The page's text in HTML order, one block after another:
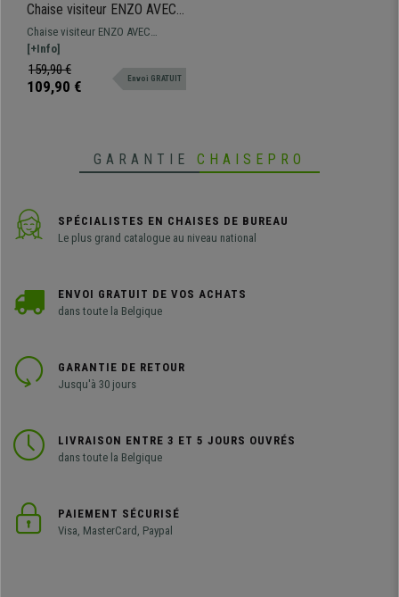
Chaise visiteur ENZO AVEC
ACCOUDOIRS, Commode et
Pratique, Empilable, Bleu
Chaise visiteur ENZO AVEC
ACCOUDOIRS, design
spectaculaire pour donner une
touche moderne aux salles
[+Info]
159,90 €
109,90 € Envoi GRATUIT
GARANTIE CHAISEPRO
SPÉCIALISTES EN CHAISES DE BUREAU
Le plus grand catalogue au niveau national
ENVOI GRATUIT DE VOS ACHATS
dans toute la Belgique
GARANTIE DE RETOUR
Jusqu'à 30 jours
LIVRAISON ENTRE 3 ET 5 JOURS OUVRÉS
dans toute la Belgique
PAIEMENT SÉCURISÉ
Visa, MasterCard, Paypal